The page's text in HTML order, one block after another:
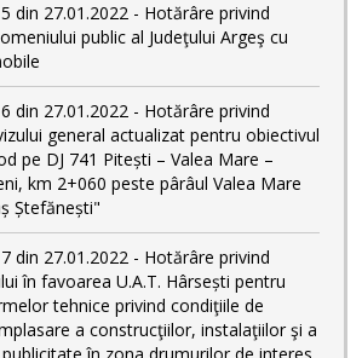
din 27.01.2022 - Hotărâre privind
public al Judeţului Argeş cu
din 27.01.2022 - Hotărâre privind
general actualizat pentru obiectivul
pe DJ 741 Pitești – Valea Mare –
km 2+060 peste pârâul Valea Mare
Ștefănești"
din 27.01.2022 - Hotărâre privind
în favoarea U.A.T. Hârsești pentru
tehnice privind condiţiile de
a construcţiilor, instalaţiilor şi a